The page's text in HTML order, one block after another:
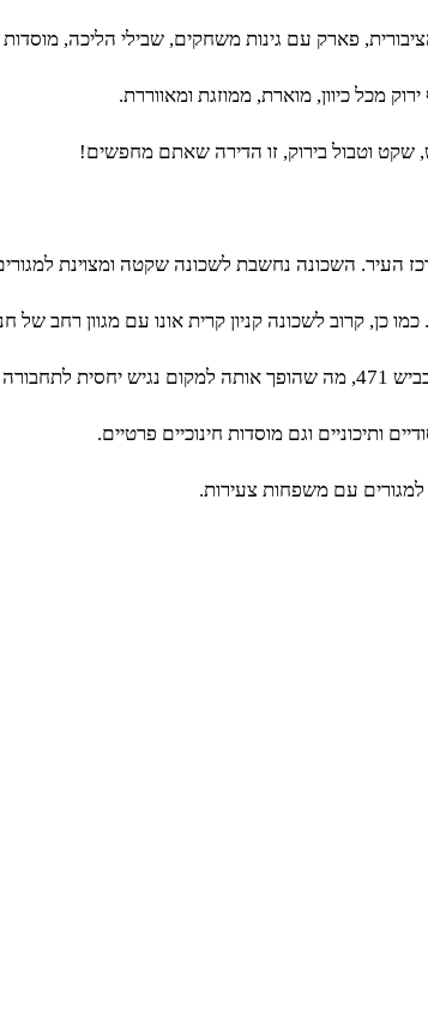
פארק עם גינות משחקים, שבילי הליכה, מוסדות
וטבול בירוק, זו הדירה שאתם מחפשים!
העיר. השכונה נחשבת לשכונה שקטה ומצוינת
כן, קרוב לשכונה קניון קרית אונו עם מגוון רחב של
ותיכוניים וגם מוסדות חינוכיים פרטיים.
למגורים עם משפחות צעירות.